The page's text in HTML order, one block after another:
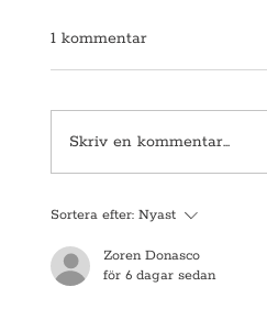
🏗️ Nytt samarbete i
Fog &
1 kommentar
Skriv en kommentar...
Sortera efter: Nyast
Zoren Donasco
för 6 dagar sedan